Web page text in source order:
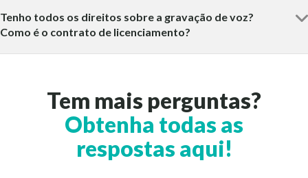
Tenho todos os direitos sobre a gravação de voz?
Como é o contrato de licenciamento?
Tem mais perguntas?
Obtenha todas as
respostas aqui!